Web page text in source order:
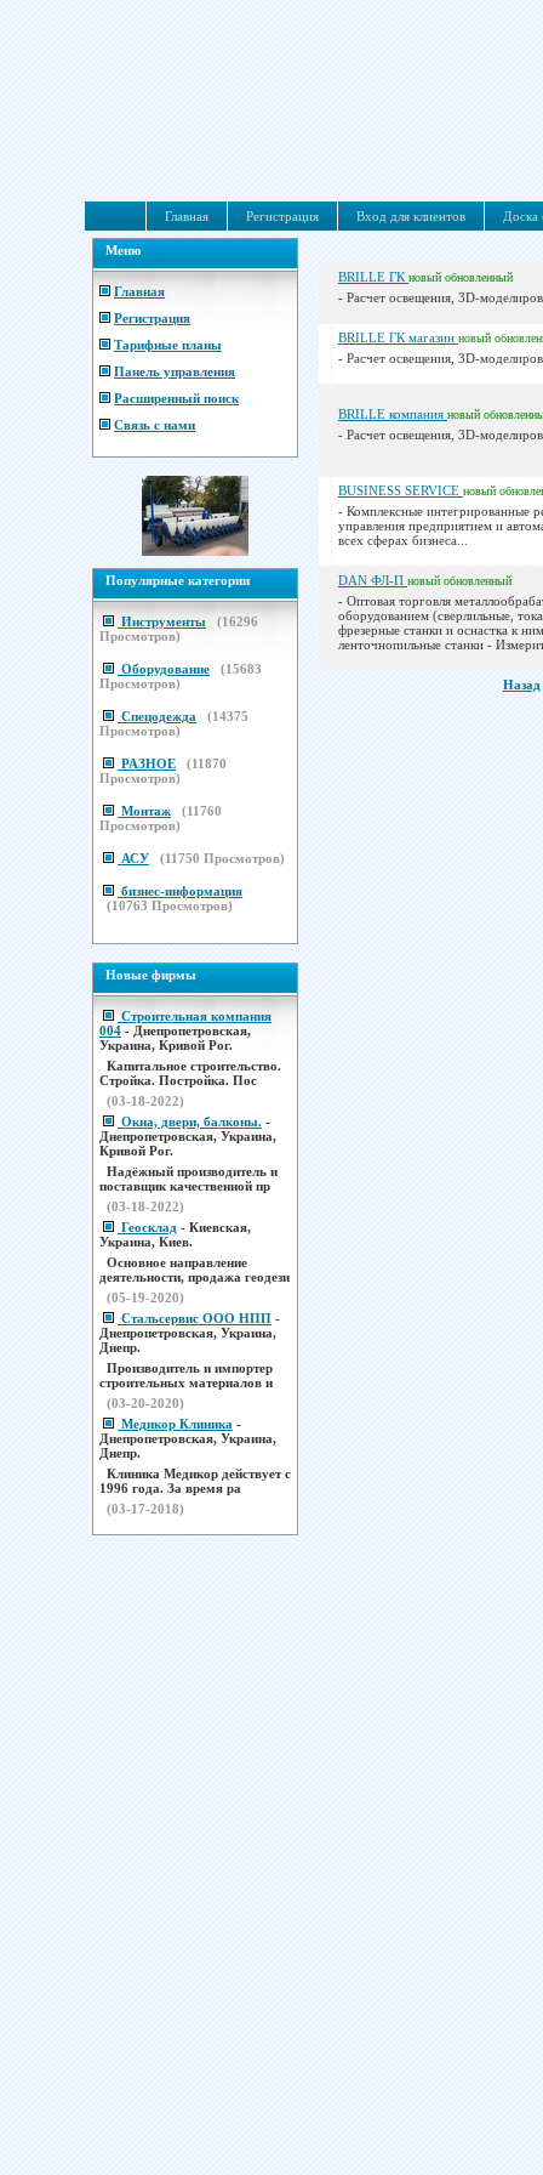
Главная Регистрация Вход для клиентов Доска
Меню
Главная
Регистрация
Тарифные планы
Панель управления
Расширенный поиск
Связь с нами
Популярные категории
Инструменты (16296
Просмотров)
Оборудование (15683
Просмотров)
Спецодежда (14375
Просмотров)
РАЗНОЕ (11870
Просмотров)
Монтаж (11760
Просмотров)
АСУ (11750 Просмотров)
бизнес-информация
(10763 Просмотров)
Новые фирмы
Строительная компания
004 - Днепропетровская,
Украина, Кривой Рог.
Капитальное строительство.
Стройка. Постройка. Пос
(03-18-2022)
Окна, двери, балконы. -
Днепропетровская, Украина,
Кривой Рог.
Надёжный производитель и
поставщик качественной пр
(03-18-2022)
Геосклад - Киевская,
Украина, Киев.
Основное направление
деятельности, продажа геодези
(05-19-2020)
Стальсервис ООО НПП -
Днепропетровская, Украина,
Днепр.
Производитель и импортер
строительных материалов и
(03-20-2020)
Медикор Клиника -
Днепропетровская, Украина,
Днепр.
Клиника Медикор действует с
1996 года. За время ра
(03-17-2018)
BRILLE ГК новый обновленный
- Расчет освещения, 3D-
BRILLE ГК магазин новый
- Расчет освещения, 3D-
BRILLE компания новый
- Расчет освещения, 3D-
BUSINESS SERVICE новый
- Комплексные интегрированные
управления предприятием и
всех сферах бизнеса...
DAN ФЛ-П новый обновленный
- Оптовая торговля
оборудованием (сверлильные,
фрезерные станки и оснастка к
ленточнопильные станки -
Назад